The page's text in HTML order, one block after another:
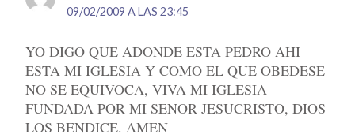
09/02/2009 A LAS 23:45
YO DIGO QUE ADONDE ESTA PEDRO AHI
ESTA MI IGLESIA Y COMO EL QUE OBEDESE
NO SE EQUIVOCA, VIVA MI IGLESIA
FUNDADA POR MI SENOR JESUCRISTO, DIOS
LOS BENDICE. AMEN